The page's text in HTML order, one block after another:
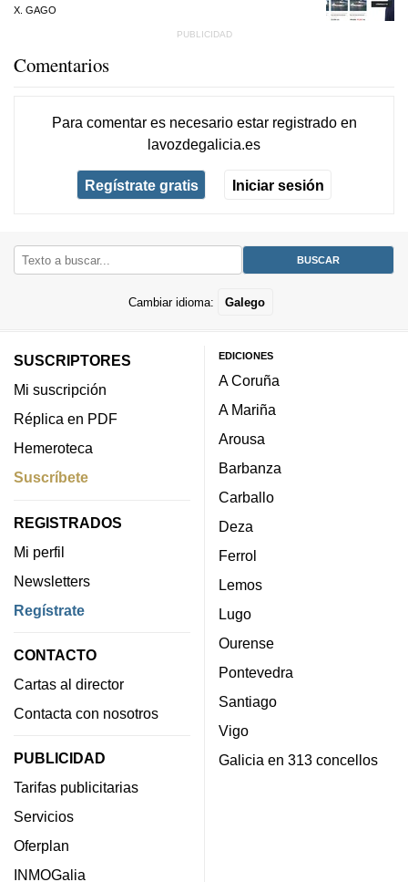
X. GAGO
Comentarios
Para comentar es necesario estar registradoen
lavozdegalicia.es
Regístrate gratis Iniciar sesión
Cambiar idioma: Galego
SUSCRIPTORES
Mi suscripción
Réplica en PDF
Hemeroteca
Suscríbete
REGISTRADOS
Mi perfil
Newsletters
Regístrate
CONTACTO
Cartas al director
Contacta con nosotros
PUBLICIDAD
Tarifas publicitarias
Servicios
Oferplan
INMOGalia
EDICIONES
A Coruña
A Mariña
Arousa
Barbanza
Carballo
Deza
Ferrol
Lemos
Lugo
Ourense
Pontevedra
Santiago
Vigo
Galicia en 313 concellos